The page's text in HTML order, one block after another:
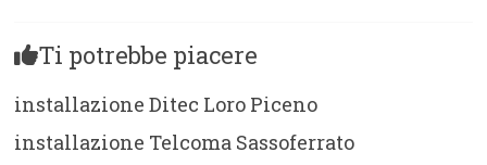
Ti potrebbe piacere
installazione Ditec Loro Piceno
installazione Telcoma Sassoferrato